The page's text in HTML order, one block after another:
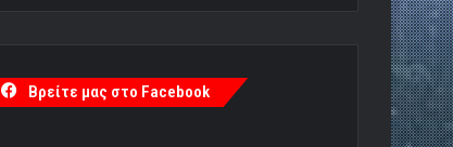
Βρείτε μας στο Facebook